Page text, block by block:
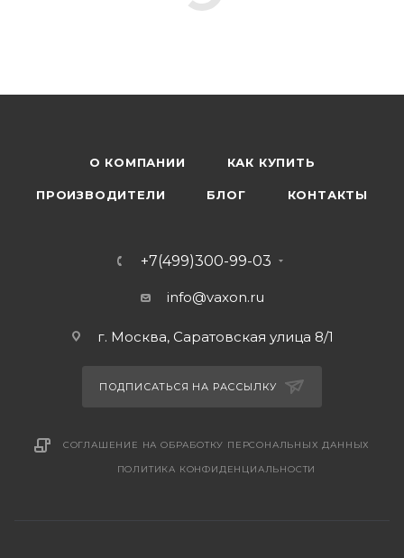
О КОМПАНИИ КАК КУПИТЬ
ПРОИЗВОДИТЕЛИ БЛОГ КОНТАКТЫ
+7(499)300-99-03
info@vaxon.ru
г. Москва, Саратовская улица 8/1
ПОДПИСАТЬСЯ НА РАССЫЛКУ
СОГЛАШЕНИЕ НА ОБРАБОТКУ ПЕРСОНАЛЬНЫХ ДАННЫХ
ПОЛИТИКА КОНФИДЕНЦИАЛЬНОСТИ